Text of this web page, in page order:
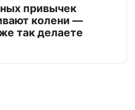
привычек
колени —
так делаете